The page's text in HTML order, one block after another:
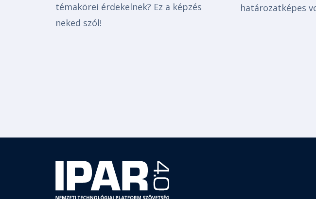
témakörei érdekelnek? Ez a képzés
neked szól!
határozatképes